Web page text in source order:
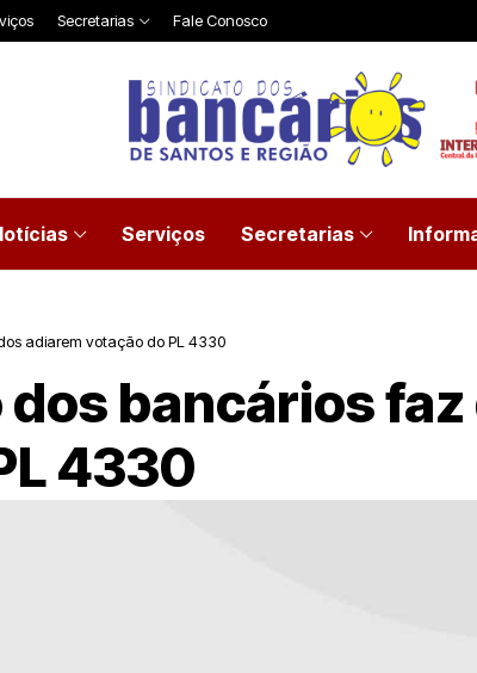
Secretarias Fale Conosco
Serviços Secretarias
adiarem votação do PL 4330
bancários
4330